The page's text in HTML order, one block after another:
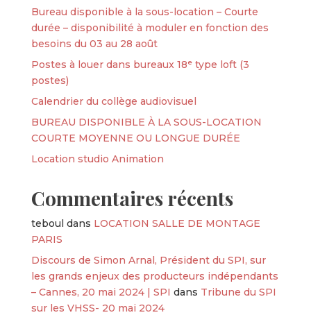
Bureau disponible à la sous-location – Courte
durée – disponibilité à moduler en fonction des
besoins du 03 au 28 août
Postes à louer dans bureaux 18ᵉ type loft (3
postes)
Calendrier du collège audiovisuel
BUREAU DISPONIBLE À LA SOUS-LOCATION
COURTE MOYENNE OU LONGUE DURÉE
Location studio Animation
Commentaires récents
teboul dans LOCATION SALLE DE MONTAGE
PARIS
Discours de Simon Arnal, Président du SPI, sur
les grands enjeux des producteurs indépendants
– Cannes, 20 mai 2024 | SPI dans Tribune du SPI
sur les VHSS- 20 mai 2024